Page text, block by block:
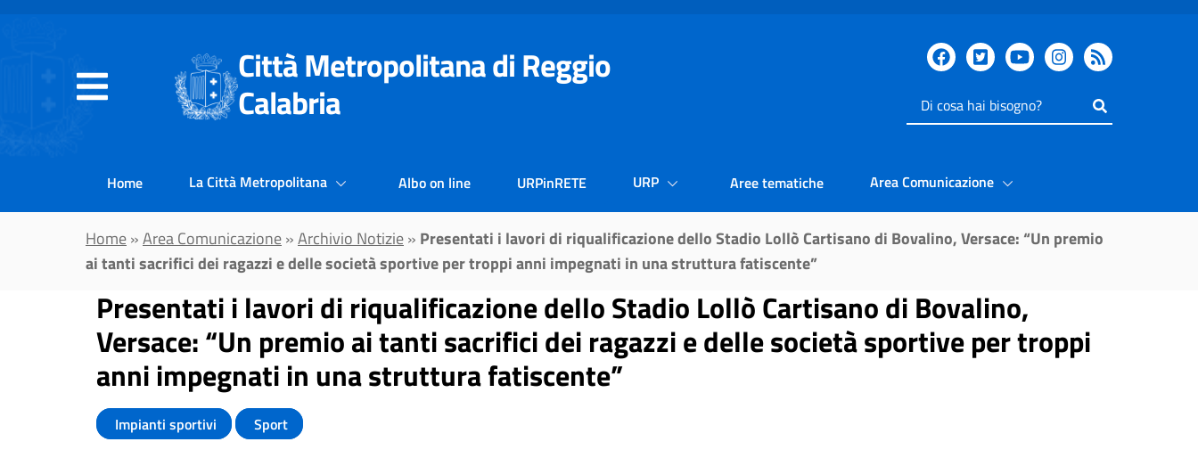
Città Metropolitana di Reggio
Calabria
Inserisci
il
cercare
Home La Città Metropolitana Albo on line URPinRETE URP Aree tematiche Area Comunicazione
Home»Area Comunicazione»Archivio Notizie» Presentati i lavori di riqualificazione dello Stadio Lollò Cartisano di Bovalino, Versace: “Un premio
ai tanti sacrifici dei ragazzi e delle società sportive per troppi anni impegnati in una struttura fatiscente”
Presentati i lavori di riqualificazione dello Stadio Lollò Cartisano di Bovalino,
Versace: “Un premio ai tanti sacrifici dei ragazzi e delle società sportive per troppi
anni impegnati in una struttura fatiscente”
Impianti sportivi Sport